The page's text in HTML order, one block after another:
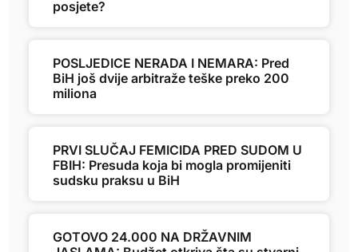
posjete?
POSLJEDICE NERADA I NEMARA: Pred
BiH još dvije arbitraže teške preko 200
miliona
PRVI SLUČAJ FEMICIDA PRED SUDOM U
FBIH: Presuda koja bi mogla promijeniti
sudsku praksu u BiH
GOTOVO 24.000 NA DRŽAVNIM